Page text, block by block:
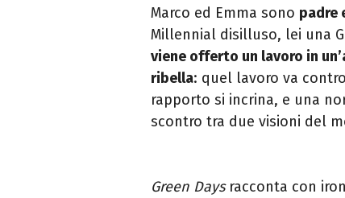
Marco ed Emma sono padre
Millennial disilluso, lei una
viene offerto un lavoro in
ribella: quel lavoro va
rapporto si incrina, e una
scontro tra due visioni del
Green Daysracconta con